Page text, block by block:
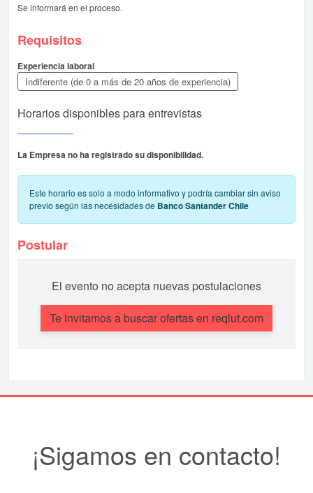
Se informará en el proceso.
Requisitos
Experiencia laboral
Indiferente (de 0 a más de 20 años de experiencia)
Horarios disponibles para entrevistas
La Empresa no ha registrado su disponibilidad.
Este horario es solo a modo informativo y podría cambiar sin aviso
previo según las necesidades de Banco Santander Chile
Postular
El evento no acepta nuevas postulaciones
Te invitamos a buscar ofertas en reqlut.com
¡Sigamos en contacto!